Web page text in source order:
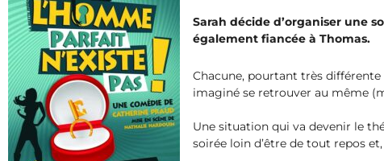
Sarah décide d’organiser une
également fiancée à Thomas.
Chacune, pourtant très différente
imaginé se retrouver au même
Une situation qui va devenir le
soirée loin d’être de tout repos